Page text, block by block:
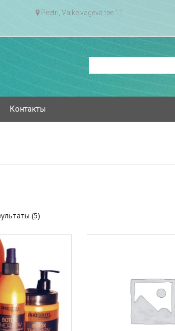
Peetri, Vaike vageva tee 11
Контакты
(5)Сортировка:
самые